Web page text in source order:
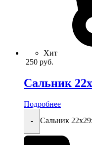
Хит
250 руб.
Сальник
Подробнее
-
Сальник